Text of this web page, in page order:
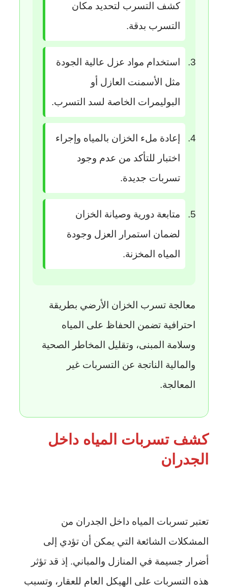
كشف التسرب لتحديد مكان
التسرب بدقة.
استخدام مواد عزل عالية الجودة
مثل الأسمنت العازل أو
البوليمرات الخاصة لسد التسرب.
إعادة ملء الخزان بالمياه وإجراء
اختبار للتأكد من عدم وجود
تسربات جديدة.
متابعة دورية وصيانة الخزان
لضمان استمرار العزل وجودة
المياه المخزنة.
معالجة تسرب الخزان الأرضي بطريقة
احترافية تضمن الحفاظ على المياه
وسلامة المبنى، وتقليل المخاطر الصحية
والمالية الناتجة عن التسربات غير
المعالجة.
كشف تسربات المياه داخل
الجدران
تعتبر تسربات المياه داخل الجدران من
المشكلات الشائعة التي يمكن أن تؤدي إلى
أضرار جسيمة في المنازل والمباني. إذ قد تؤثر
هذه التسربات على الهيكل العام للعقار، وتسبب